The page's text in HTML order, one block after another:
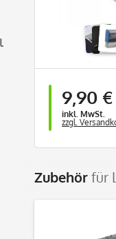
9,90 €
inkl. MwSt.
zzgl.
Zubehörfür